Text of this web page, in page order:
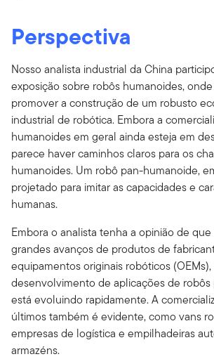
Perspectiva
Nosso analista industrial da China
exposição sobre robôs humanoides,
promover a construção de um robusto
industrial de robótica. Embora a
humanoides em geral ainda esteja em
parece haver caminhos claros para os
humanoides. Um robô pan-humanoide,
projetado para imitar as capacidades e
humanas.
Embora o analista tenha a opinião de
grandes avanços de produtos de
equipamentos originais robóticos (OEMs),
desenvolvimento de aplicações de
está evoluindo rapidamente. A
últimos também é evidente, como vans
empresas de logística e empilhadeiras
armazéns.